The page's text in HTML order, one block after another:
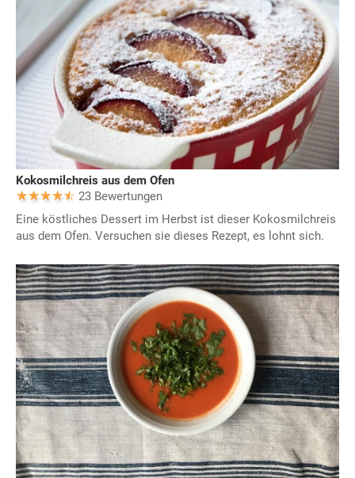
Kokosmilchreis aus dem Ofen
23 Bewertungen
Eine köstliches Dessert im Herbst ist dieser Kokosmilchreis
aus dem Ofen. Versuchen sie dieses Rezept, es lohnt sich.